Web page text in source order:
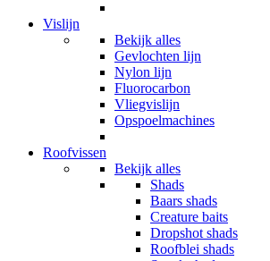
Vislijn
Bekijk alles
Gevlochten lijn
Nylon lijn
Fluorocarbon
Vliegvislijn
Opspoelmachines
Roofvissen
Bekijk alles
Shads
Baars shads
Creature baits
Dropshot shads
Roofblei shads